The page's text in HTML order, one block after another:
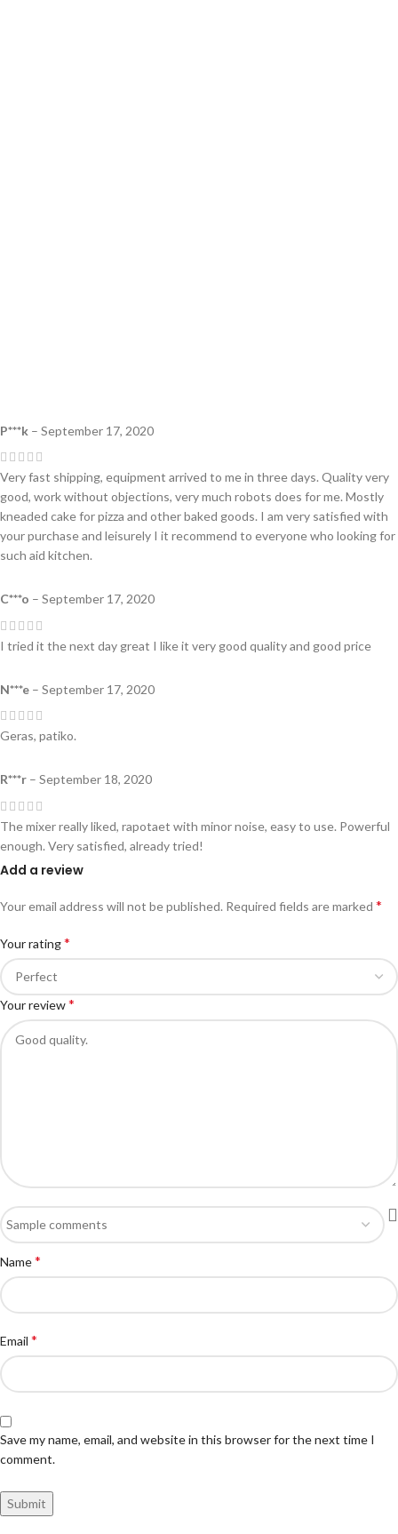
P***k – September 17, 2020
Very fast shipping, equipment arrived to me in three days. Quality very
good, work without objections, very much robots does for me. Mostly
kneaded cake for pizza and other baked goods. I am very satisfied with
your purchase and leisurely I it recommend to everyone who looking for
such aid kitchen.
C***o – September 17, 2020
I tried it the next day great I like it very good quality and good price
N***e – September 17, 2020
Geras, patiko.
R***r – September 18, 2020
The mixer really liked, rapotaet with minor noise, easy to use. Powerful
enough. Very satisfied, already tried!
Add a review
Your email address will not be published. Required fields are marked *
Your rating*
Your review*
Name*
Email *
Save my name, email, and website in this browser for the next time I
comment.